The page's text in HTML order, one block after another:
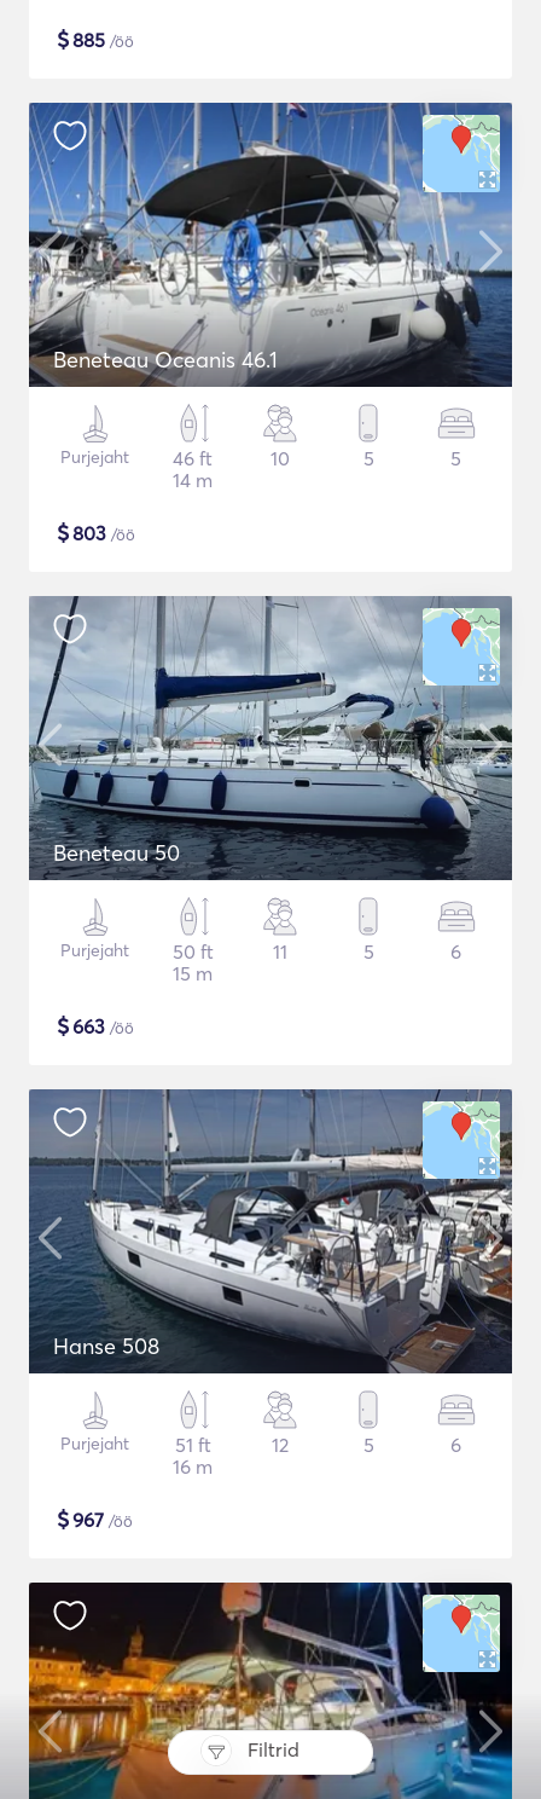
Filtrid
$885 /öö
Beneteau Oceanis 46.1
Purjejaht
46 ft
14 m
10 5 5
$803 /öö
Beneteau 50
Purjejaht
50 ft
15 m
11 5 6
$663 /öö
Hanse 508
Purjejaht
51 ft
16 m
12 5 6
$967 /öö